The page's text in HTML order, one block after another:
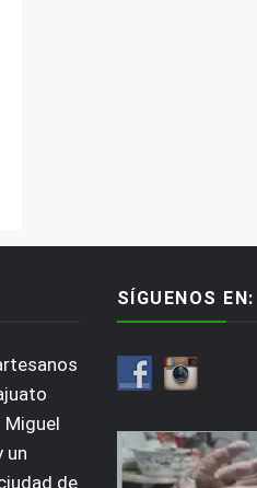
Miguel
un
de
SÍGUENOS EN: